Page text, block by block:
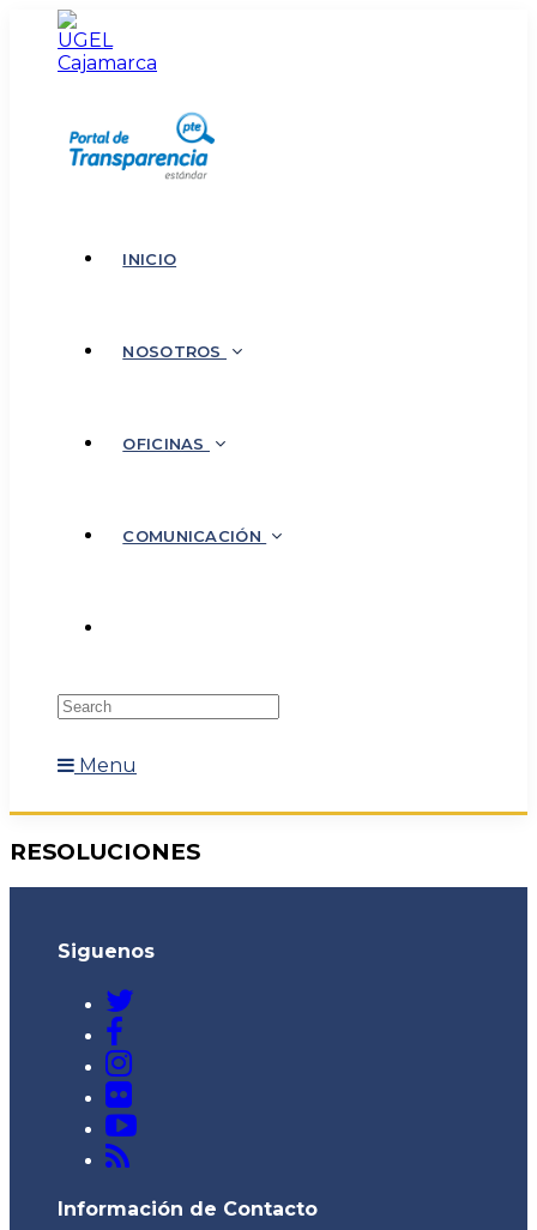
INICIO
NOSOTROS
OFICINAS
COMUNICACIÓN
Menu
RESOLUCIONES
Siguenos
Información de Contacto